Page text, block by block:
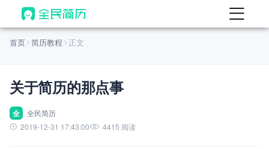
首页
AI 生成简历
AI 优化简历
AI 翻译简历
首页 简历教程 正文
关于简历的那点事
全
全民简历
2019-12-31 17:43:00
4415 阅读